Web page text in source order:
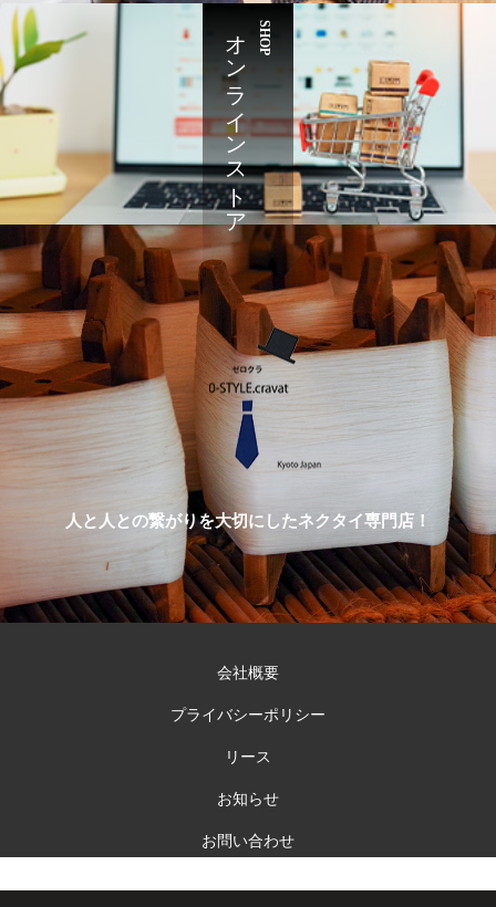
SHOP
オンラインストア
人と人との繋がりを大切にしたネクタイ専門店！
会社概要
プライバシーポリシー
リース
お知らせ
お問い合わせ